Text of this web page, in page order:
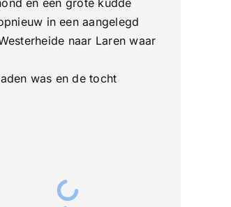
en een grote kudde
in een aangelegd
naar Laren waar
was en de tocht